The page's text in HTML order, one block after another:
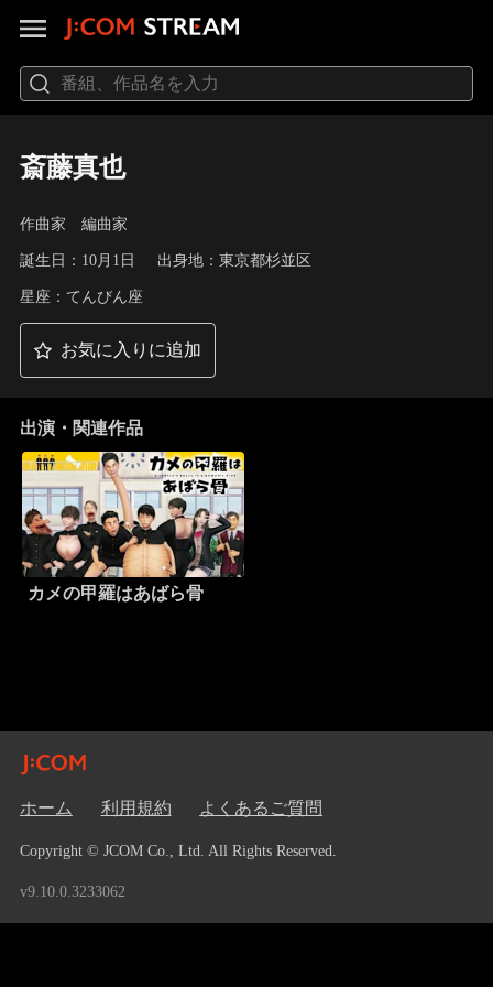
斎藤真也
作曲家 編曲家
誕生日：10月1日 出身地：東京都杉並区
星座：てんびん座
お気に入りに追加
出演・関連作品
カメの甲羅はあばら骨
ホーム 利用規約 よくあるご質問
Copyright © JCOM Co., Ltd. All Rights Reserved.
v9.10.0.3233062